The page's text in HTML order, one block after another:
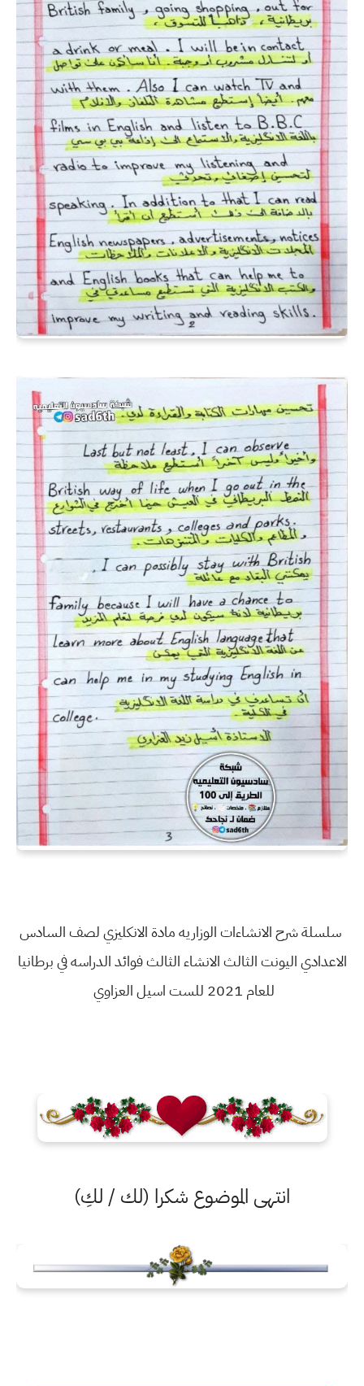
سلسلة شرح الانشاءات الوزاريه مادة الانكليزي لصف السادس
الاعدادي اليونت الثالث الانشاء الثالث فوائد الدراسه في برطانيا
للعام 2021 للست اسيل العزاوي
انتهى الموضوع شكرا (لك / لكِ)